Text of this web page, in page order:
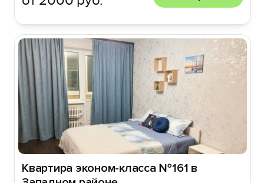
Квартира эконом-класса №161 в